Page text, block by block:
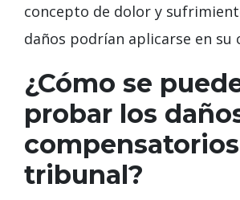
concepto de dolor y
daños podrían aplicarse en su
¿Cómo se
probar los
tribunal?